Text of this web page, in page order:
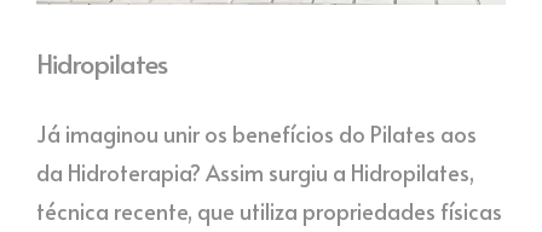
Hidropilates
Já imaginou unir os benefícios do Pilates aos
da Hidroterapia? Assim surgiu a Hidropilates,
técnica recente, que utiliza propriedades físicas